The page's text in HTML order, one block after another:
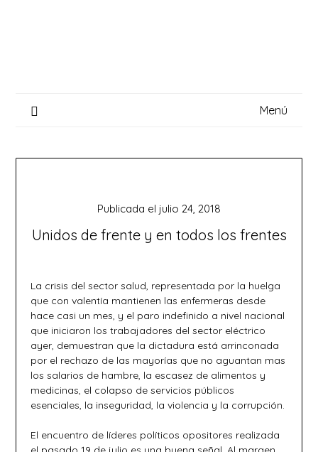
Menú
Unidos de frente y en todos los frentes
Publicada el julio 24, 2018
La crisis del sector salud, representada por la huelga
que con valentía mantienen las enfermeras desde
hace casi un mes, y el paro indefinido a nivel nacional
que iniciaron los trabajadores del sector eléctrico
ayer, demuestran que la dictadura está arrinconada
por el rechazo de las mayorías que no aguantan mas
los salarios de hambre, la escasez de alimentos y
medicinas, el colapso de servicios públicos
esenciales, la inseguridad, la violencia y la corrupción.
El encuentro de líderes políticos opositores realizada